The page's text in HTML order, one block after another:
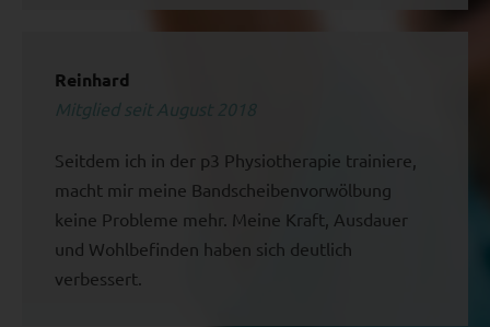
Reinhard
Mitglied seit August 2018
Seitdem ich in der p3 Physiotherapie trainiere,
macht mir meine Bandscheibenvorwölbung
keine Probleme mehr. Meine Kraft, Ausdauer
und Wohlbefinden haben sich deutlich
verbessert.